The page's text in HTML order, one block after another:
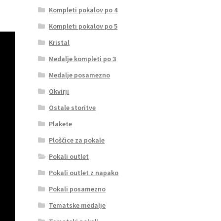
Kompleti pokalov po 4
Kompleti pokalov po 5
Kristal
Medalje kompleti po 3
Medalje posamezno
Okvirji
Ostale storitve
Plakete
Ploščice za pokale
Pokali outlet
Pokali outlet z napako
Pokali posamezno
Tematske medalje